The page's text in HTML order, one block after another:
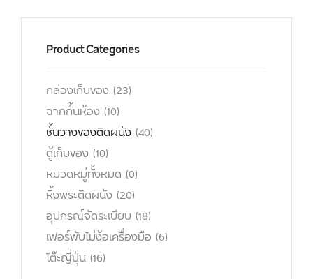
Product Categories
กล่องเก็บของ (23)
ฉากกั้นห้อง (10)
ชั้นวางของติดผนัง (40)
ตู้เก็บของ (10)
หมวดหมู่ทั้งหมด (0)
หิ้งพระติดผนัง (20)
อุปกรณ์จัดระเบียบ (18)
เฟอร์พับไม่ง้อเครื่องมือ (6)
โต๊ะญี่ปุ่น (16)